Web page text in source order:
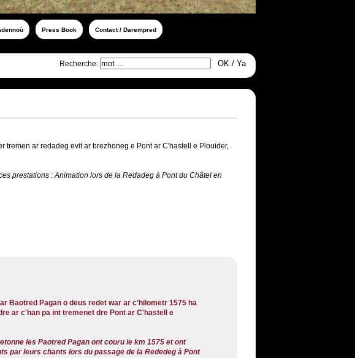
Press Book Contact / Darempred
Recherche:
ar redadeg evit ar brezhoneg e Pont ar C'hastell e Plouider,
prestations : Animation lors de la Redadeg à Pont du Châtel en
Baotred Pagan o deus redet war ar c'hilometr 1575 ha
ar c'han pa int tremenet dre Pont ar C'hastell e
les Paotred Pagan ont couru le km 1575 et ont
par leurs chants lors du passage de la Rededeg à Pont